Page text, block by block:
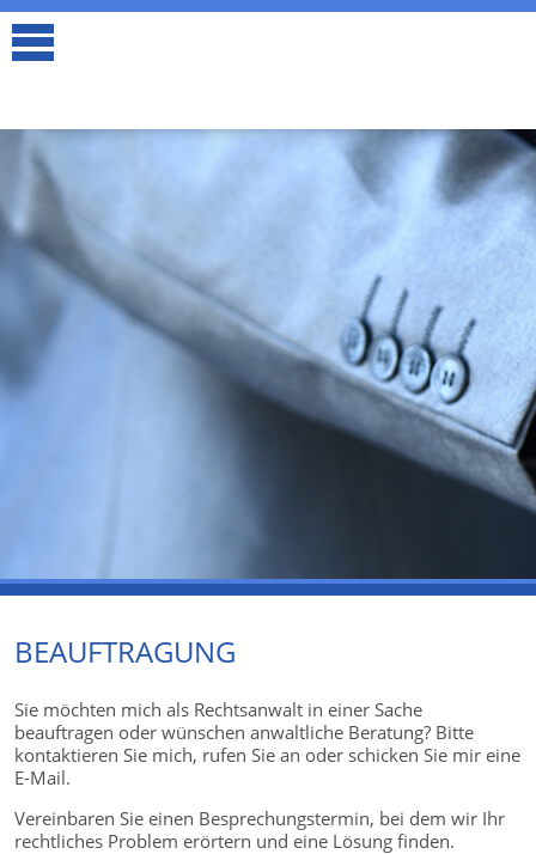
BEAUFTRAGUNG
Sie möchten mich als Rechtsanwalt in einer Sache
beauftragen oder wünschen anwaltliche Beratung? Bitte
kontaktieren Sie mich, rufen Sie an oder schicken Sie mir eine
E-Mail.
Vereinbaren Sie einen Besprechungstermin, bei dem wir Ihr
rechtliches Problem erörtern und eine Lösung finden.